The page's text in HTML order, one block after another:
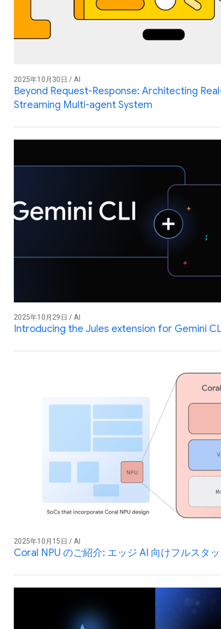
2025年10月30日 / AI
Beyond Request-Response: Architecting
Streaming Multi-agent System
2025年10月29日 / AI
Introducing the Jules extension for Gemini
2025年10月15日 / AI
Coral NPU のご紹介: エッジ AI 向けフルスタ